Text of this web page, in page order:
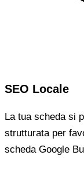
SEO Locale
La tua scheda si
strutturata per
scheda Google